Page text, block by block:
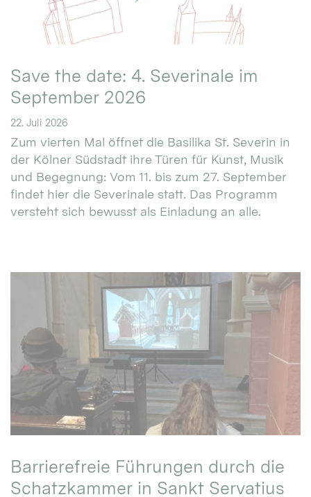
Save the date: 4. Severinale im
September 2026
22. Juli 2026
Zum vierten Mal öffnet die Basilika St. Severin in
der Kölner Südstadt ihre Türen für Kunst, Musik
und Begegnung: Vom 11. bis zum 27. September
findet hier die Severinale statt. Das Programm
versteht sich bewusst als Einladung an alle.
Barrierefreie Führungen durch die
Schatzkammer in Sankt Servatius